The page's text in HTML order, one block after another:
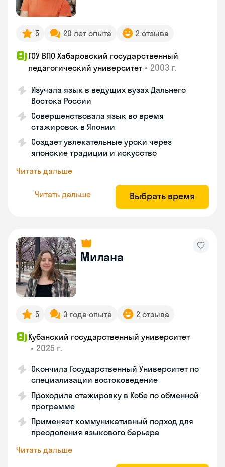
5 20 лет опыта 2 отзыва
ГОУ ВПО Хабаровский государственный
педагогический университет • 2003 г.
Изучала язык в ведущих вузах Дальнего
Востока России
Совершенствовала язык во время
стажировок в Японии
Создает увлекательные уроки через
японские традиции и искусство
Читать дальше
Читать дальше Выбрать время
Милана
5 3 года опыта 2 отзыва
Кубанский государственный университет
• 2025 г.
Окончила Государственный Университет по
специализации востоковедение
Проходила стажировку в Кобе по обменной
программе
Применяет коммуникативный подход для
преодоления языкового барьера
Читать дальше